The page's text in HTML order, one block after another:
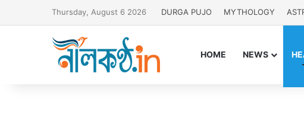
Thursday, August 6 2026 DURGA PUJO MYTHOLOGY
HOME NEWS